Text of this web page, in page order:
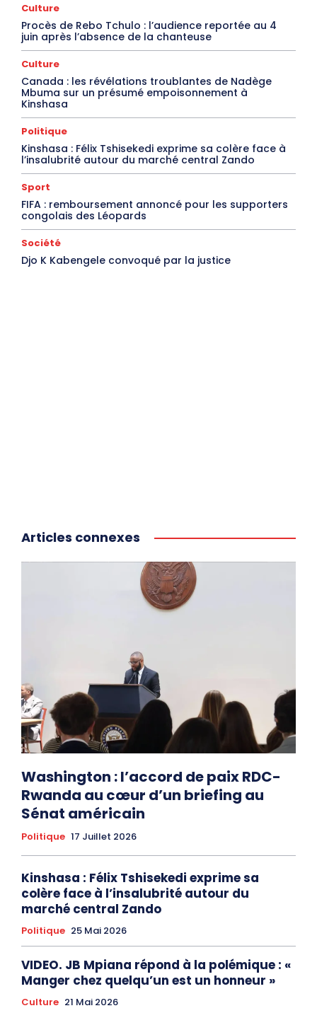
Culture
Procès de Rebo Tchulo : l’audience reportée au 4
juin après l’absence de la chanteuse
Culture
Canada : les révélations troublantes de Nadège
Mbuma sur un présumé empoisonnement à
Kinshasa
Politique
Kinshasa : Félix Tshisekedi exprime sa colère face à
l’insalubrité autour du marché central Zando
Sport
FIFA : remboursement annoncé pour les supporters
congolais des Léopards
Société
Djo K Kabengele convoqué par la justice
Articles connexes
Washington : l’accord de paix RDC-
Rwanda au cœur d’un briefing au
Sénat américain
Politique 17 Juillet 2026
Kinshasa : Félix Tshisekedi exprime sa
colère face à l’insalubrité autour du
marché central Zando
Politique 25 Mai 2026
VIDEO. JB Mpiana répond à la polémique : «
Manger chez quelqu’un est un honneur »
Culture 21 Mai 2026